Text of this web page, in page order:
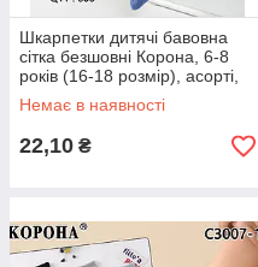
Шкарпетки дитячі бавовна
сітка безшовні Корона, 6-8
років (16-18 розмір), асорті,
401-3
Немає в наявності
22,10 ₴